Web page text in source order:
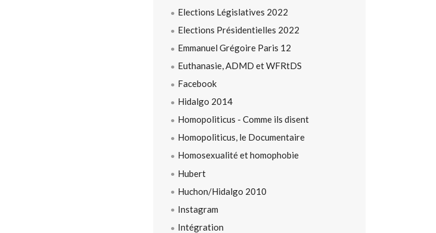
Elections Législatives 2022
Elections Présidentielles 2022
Emmanuel Grégoire Paris 12
Euthanasie, ADMD et WFRtDS
Facebook
Hidalgo 2014
Homopoliticus - Comme ils disent
Homopoliticus, le Documentaire
Homosexualité et homophobie
Hubert
Huchon/Hidalgo 2010
Instagram
Intégration